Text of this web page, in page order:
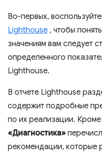
Во-первых,
Lighthouse , чтобы
значениям вам следует
определенного
Lighthouse.
В отчете Lighthouse
содержит подробные
по их реализации. Кроме
«Диагностика»
рекомендации, которые